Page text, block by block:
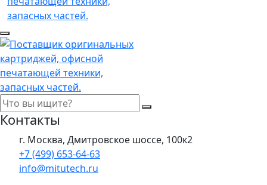
Контакты
г. Москва, Дмитровское шоссе, 100к2
+7 (499) 653-64-63
info@mitutech.ru